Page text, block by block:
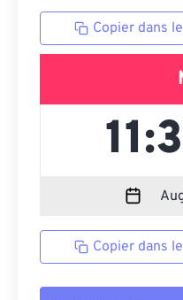
Copier dans
Copier dans